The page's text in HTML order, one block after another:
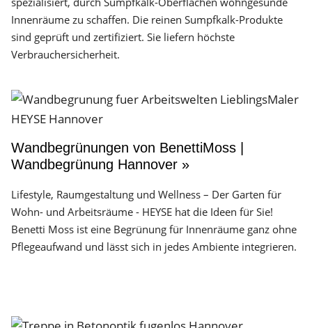
Innenräume zu schaffen. Die reinen Sumpfkalk-Produkte
sind geprüft und zertifiziert. Sie liefern höchste
Verbrauchersicherheit.
Wandbegrünungen von BenettiMoss |
Wandbegrünung Hannover »
Lifestyle, Raumgestaltung und Wellness – Der Garten für
Wohn- und Arbeitsräume - HEYSE hat die Ideen für Sie!
Benetti Moss ist eine Begrünung für Innenräume ganz ohne
Pflegeaufwand und lässt sich in jedes Ambiente integrieren.